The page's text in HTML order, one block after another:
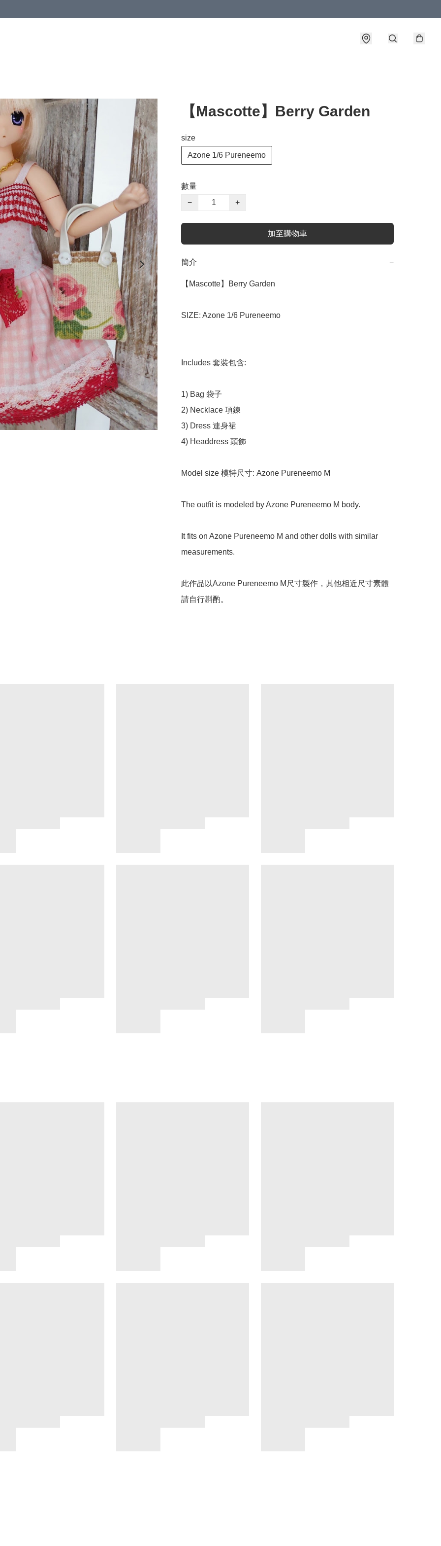
【Mascotte】Berry Garden
size
Azone 1/6 Pureneemo
數量
−
+
加至購物車
簡介 −
【Mascotte】Berry Garden
SIZE: Azone 1/6 Pureneemo
Includes 套裝包含:
1) Bag 袋子
2) Necklace 項鍊
3) Dress 連身裙
4) Headdress 頭飾
Model size 模特尺寸: Azone Pureneemo M
The outfit is modeled by Azone Pureneemo M body.
It fits on Azone Pureneemo M and other dolls with similar
measurements.
此作品以Azone Pureneemo M尺寸製作，其他相近尺寸素體
請自行斟酌。